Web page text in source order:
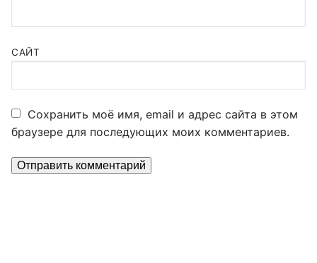
САЙТ
Сохранить моё имя, email и адрес сайта в этом
браузере для последующих моих комментариев.